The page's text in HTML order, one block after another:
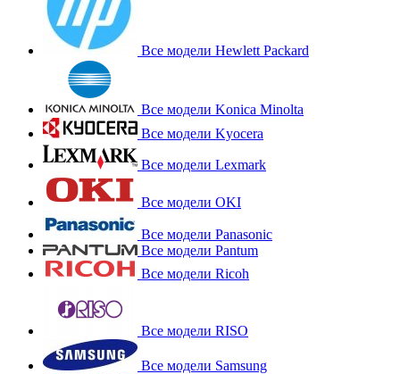
Все модели Hewlett Packard
Все модели Konica Minolta
Все модели Kyocera
Все модели Lexmark
Все модели OKI
Все модели Panasonic
Все модели Pantum
Все модели Ricoh
Все модели RISO
Все модели Samsung